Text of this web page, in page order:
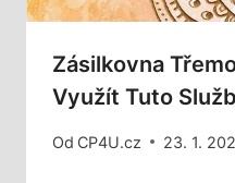
Zásilkovna
Využít Tuto
Od CP4U.cz 23. 1.